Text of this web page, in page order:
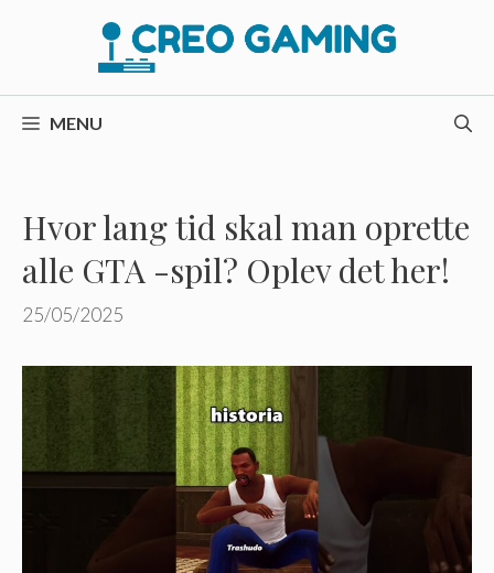
MENU
Hvor lang tid skal man oprette
alle GTA -spil? Oplev det her!
25/05/2025